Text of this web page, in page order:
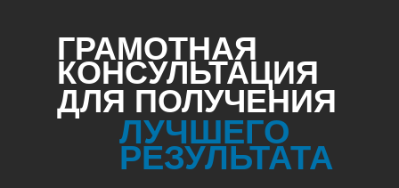
ЛУЧШЕГО
РЕЗУЛЬТАТА
ДЛЯ ПОЛУЧЕНИЯ
ГРАМОТНАЯ
КОНСУЛЬТАЦИЯ